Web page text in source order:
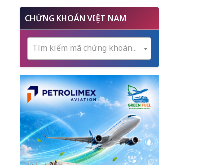
CHỨNG KHOÁN VIỆT NAM
Tìm kiếm mã chứng khoán...